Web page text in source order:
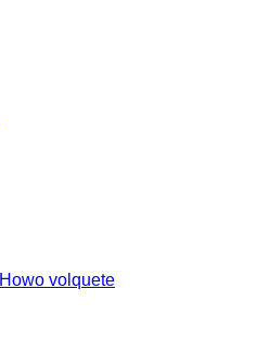
Howo volquete